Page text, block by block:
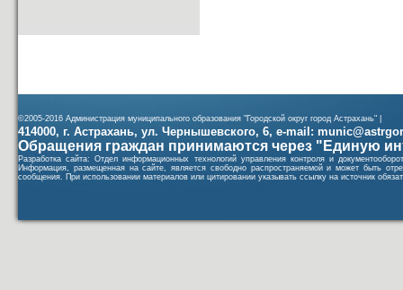
©2005-2016 Администрация муниципального образования "Городской округ город Астрахань" |
414000, г. Астрахань, ул. Чернышевского, 6, e-mail:
Обращения граждан принимаются через "Единую
Разработка сайта: Отдел информационных технологий управления контроля и
Информация, размещенная на сайте, является свободно распространяемой и может быть
сообщения. При использовании материалов или цитировании указывать ссылку на источник